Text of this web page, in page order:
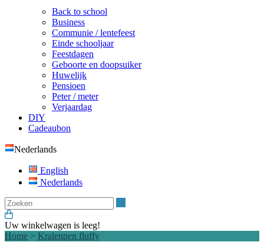
Back to school
Business
Communie / lentefeest
Einde schooljaar
Feestdagen
Geboorte en doopsuiker
Huwelijk
Pensioen
Peter / meter
Verjaardag
DIY
Cadeaubon
Nederlands
English
Nederlands
Uw winkelwagen is leeg!
Home > Kralenpen fluffy